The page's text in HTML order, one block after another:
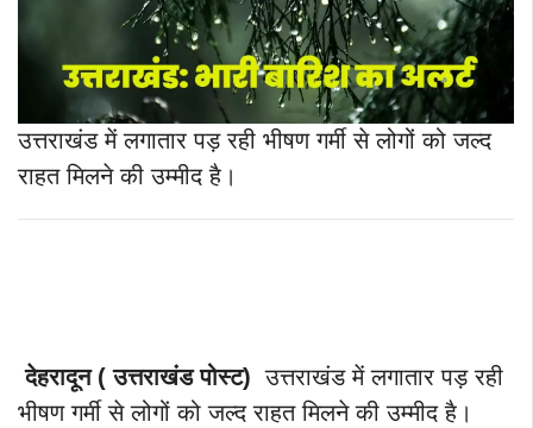
उत्तराखंड में लगातार पड़ रही भीषण गर्मी से लोगों को जल्द
राहत मिलने की उम्मीद है।
देहरादून ( उत्तराखंड पोस्ट) उत्तराखंड में लगातार पड़ रही
भीषण गर्मी से लोगों को जल्द राहत मिलने की उम्मीद है।